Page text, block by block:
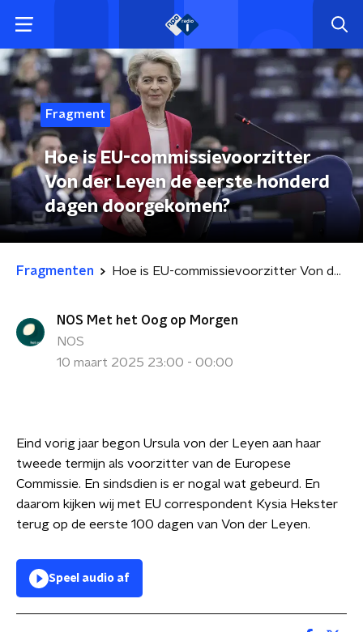
Fragment
Hoe is EU-commissievoorzitter
Von der Leyen de eerste honderd
dagen doorgekomen?
Fragmenten Hoe is EU-commissievoorzitter Von der Leyen de eerste honderd dagen doorgekomen?
NOS Met het Oog op Morgen
NOS
10 maart 2025 23:00 - 00:00
Eind vorig jaar begon Ursula von der Leyen aan haar
tweede termijn als voorzitter van de Europese
Commissie. En sindsdien is er nogal wat gebeurd. En
daarom kijken wij met EU correspondent Kysia Hekster
terug op de eerste 100 dagen van Von der Leyen.
Speel audio af